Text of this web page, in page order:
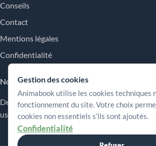
Conseils
Contact
Mentions légales
Confidentialité
Nos engagements
Des repères simples pour comparer les offres,
usages et choisir plus sereinement.
Gestion des cookies
Animabook utilise les cookies techniques
fonctionnement du site. Votre choix
cookies non essentiels s’ils sont ajoutés.
Confidentialité